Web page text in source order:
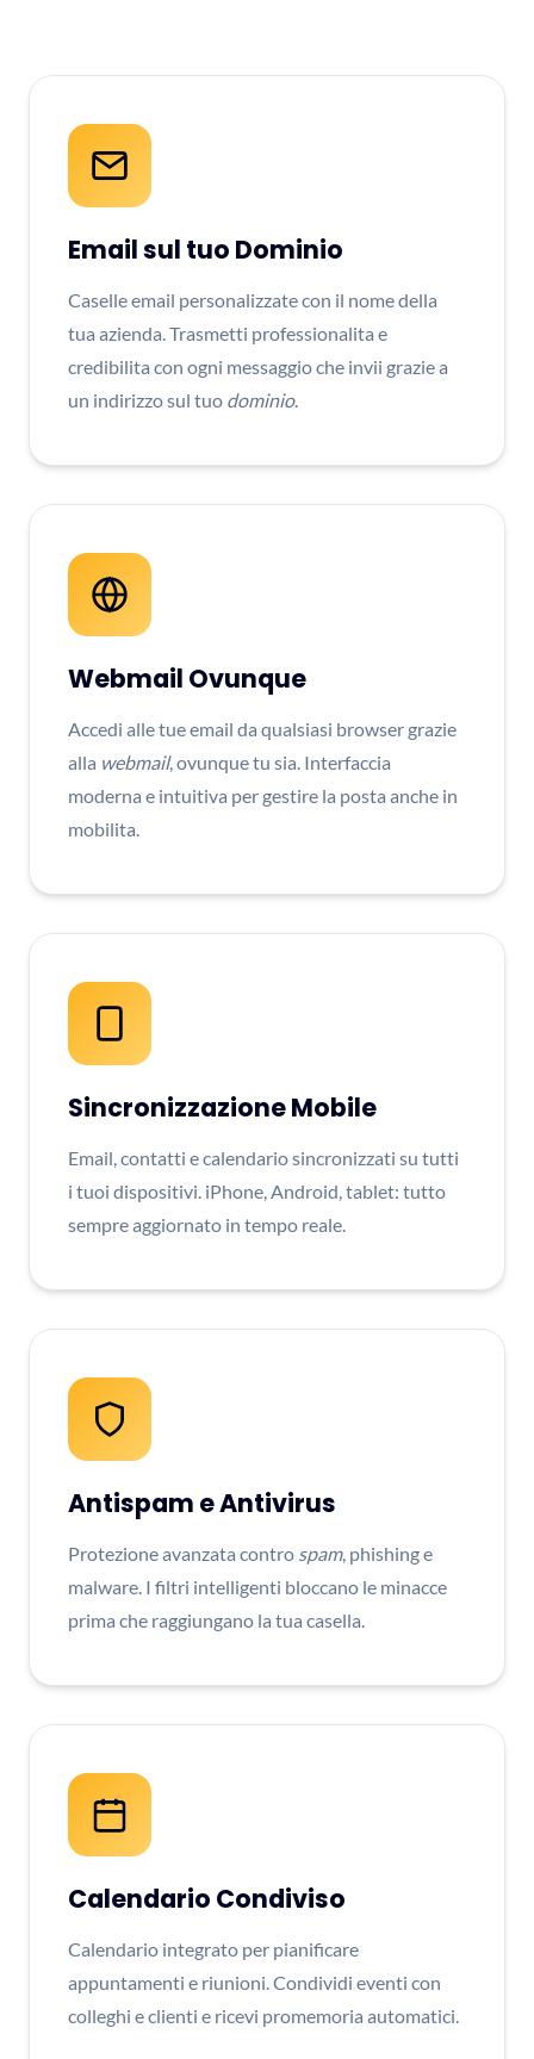
Email sul tuo Dominio
Caselle email personalizzate con il nome della
tua azienda. Trasmetti professionalita e
credibilita con ogni messaggio che invii grazie a
un indirizzo sul tuo dominio.
Webmail Ovunque
Accedi alle tue email da qualsiasi browser grazie
alla webmail, ovunque tu sia. Interfaccia
moderna e intuitiva per gestire la posta anche in
mobilita.
Sincronizzazione Mobile
Email, contatti e calendario sincronizzati su tutti
i tuoi dispositivi. iPhone, Android, tablet: tutto
sempre aggiornato in tempo reale.
Antispam e Antivirus
Protezione avanzata contro spam, phishing e
malware. I filtri intelligenti bloccano le minacce
prima che raggiungano la tua casella.
Calendario Condiviso
Calendario integrato per pianificare
appuntamenti e riunioni. Condividi eventi con
colleghi e clienti e ricevi promemoria automatici.